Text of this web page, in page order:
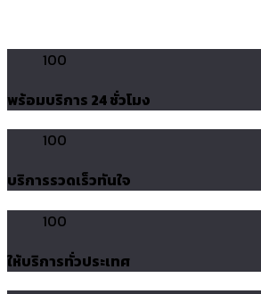
100
พร้อมบริการ 24 ชั่วโมง
100
บริการรวดเร็วทันใจ
100
ให้บริการทั่วประเทศ